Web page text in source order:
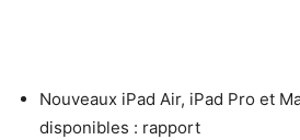
Nouveaux iPad Air, iPad Pro et
disponibles : rapport